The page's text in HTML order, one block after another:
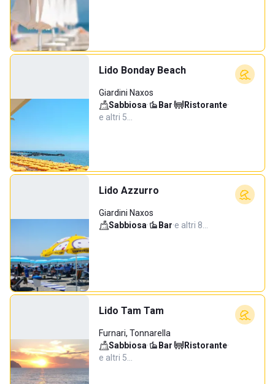
Lido Bonday Beach
Giardini Naxos
Sabbiosa· Bar· Ristorante·
e altri 5…
Lido Azzurro
Giardini Naxos
Sabbiosa· Bar·e altri 8…
Lido Tam Tam
Furnari, Tonnarella
Sabbiosa· Bar· Ristorante·
e altri 5…